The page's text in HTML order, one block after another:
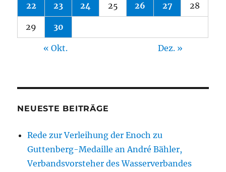
22 23 24 25 26 27 28
29 30
« Okt. Dez. »
NEUESTE BEITRÄGE
Rede zur Verleihung der Enoch zu
Guttenberg-Medaille an André Bähler,
Verbandsvorsteher des Wasserverbandes